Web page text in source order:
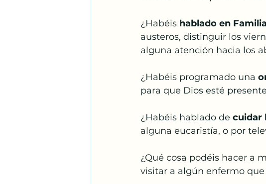
Adoración Espíritu Santo
¿Habéis hablado en
austeros, distinguir los
alguna atención hacia los
¿Habéis programado una
para que Dios esté
¿Habéis hablado de cuidar
alguna eucaristía, o por
¿Qué cosa podéis hacer a
visitar a algún enfermo que